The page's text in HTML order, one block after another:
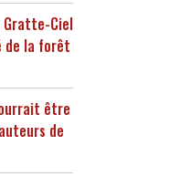
Ciel
de la forêt
être
de